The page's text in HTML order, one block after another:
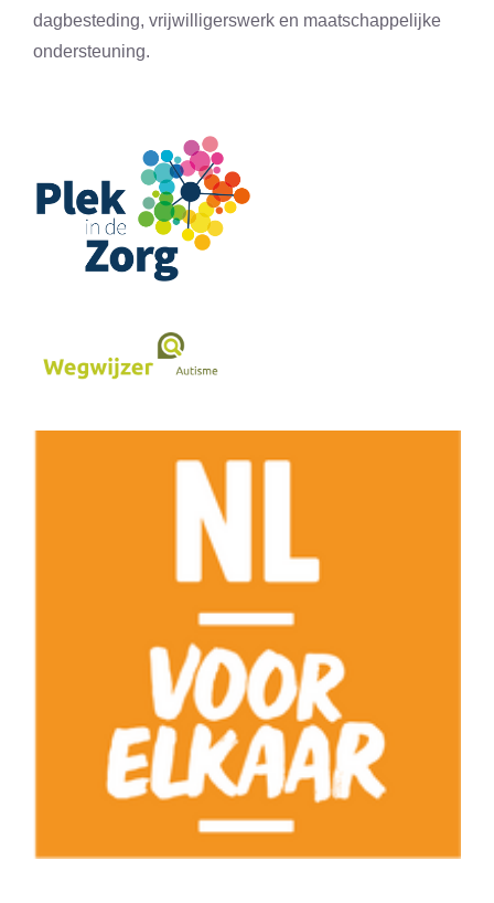
dagbesteding, vrijwilligerswerk en maatschappelijke
ondersteuning.